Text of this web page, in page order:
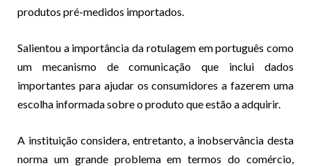
produtos pré-medidos importados.
Salientou a importância da rotulagem em português como
um mecanismo de comunicação que inclui dados
importantes para ajudar os consumidores a fazerem uma
escolha informada sobre o produto que estão a adquirir.
A instituição considera, entretanto, a inobservância desta
norma um grande problema em termos do comércio,